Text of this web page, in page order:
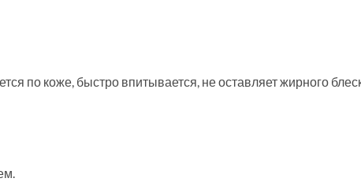
по коже, быстро впитывается, не оставляет жирного